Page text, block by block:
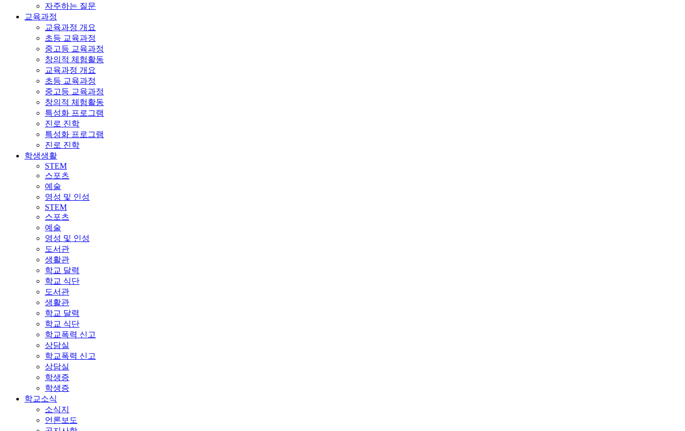
자주하는 질문
교육과정
교육과정 개요
초등 교육과정
중고등 교육과정
창의적 체험활동
교육과정 개요
초등 교육과정
중고등 교육과정
창의적 체험활동
특성화 프로그램
진로 진학
특성화 프로그램
진로 진학
학생생활
STEM
스포츠
예술
영성 및 인성
STEM
스포츠
예술
영성 및 인성
도서관
생활관
학교 달력
학교 식단
도서관
생활관
학교 달력
학교 식단
학교폭력 신고
상담실
학교폭력 신고
상담실
학생증
학생증
학교소식
소식지
언론보도